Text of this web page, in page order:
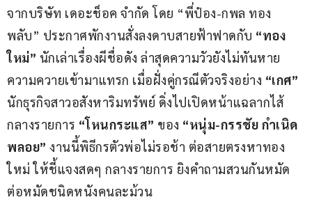
จากบริษัท เดอะช็อค จำกัด โดย “พี่ป๋อง-กพล ทอง
พลับ” ประกาศพักงานสั่งลงดาบสายฟ้าฟาดกับ “ทอง
ใหม่” นักเล่าเรื่องผีชื่อดัง ล่าสุดความวัวยังไม่ทันหาย
ความควายเข้ามาแทรก เมื่อฝั่งคู่กรณีตัวจริงอย่าง “เกศ”
นักธุรกิจสาวอสังหาริมทรัพย์ ดิ่งไปเปิดหน้าแฉลากไส้
กลางรายการ “โหนกระแส” ของ “หนุ่ม-กรรชัย กำเนิด
พลอย” งานนี้พิธีกรตัวพ่อไม่รอช้า ต่อสายตรงหาทอง
ใหม่ ให้ชี้แจงสดๆ กลางรายการ ยิงคำถามสวนกันหมัด
ต่อหมัดชนิดหนังคนละม้วน